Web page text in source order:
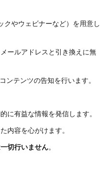
クやウェビナーなど）を用意し
ールアドレスと引き換えに無
ンテンツの告知を行います。
に有益な情報を発信します。
内容を心がけます。
切行いません。